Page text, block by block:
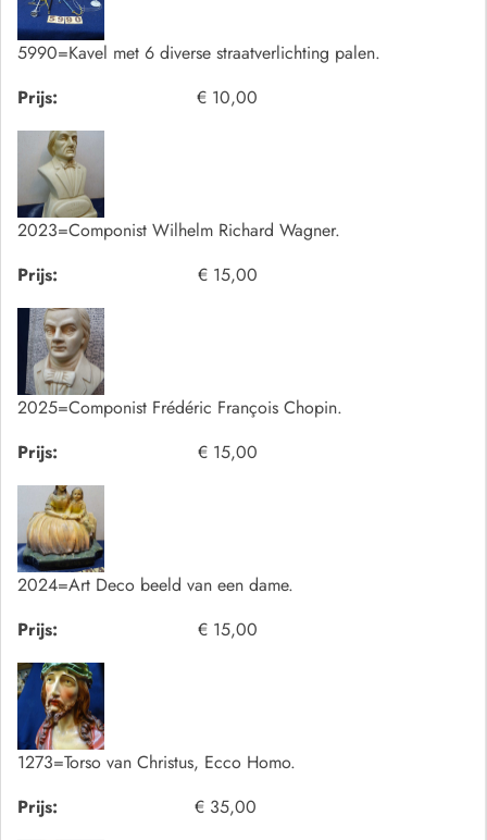
5990=Kavel met 6 diverse straatverlichting palen.
Prijs:
€ 10,00
2023=Componist Wilhelm Richard Wagner.
Prijs:
€ 15,00
2025=Componist Frédéric François Chopin.
Prijs:
€ 15,00
2024=Art Deco beeld van een dame.
Prijs:
€ 15,00
1273=Torso van Christus, Ecco Homo.
Prijs:
€ 35,00